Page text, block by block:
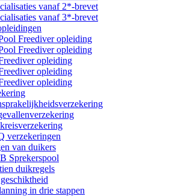
vanaf 2*-brevet
vanaf 3*-brevet
Freediver opleiding
Freediver opleiding
opleiding
opleiding
opleiding
verzekeringen
van duikers
Sprekerspool
duikregels
in drie stappen